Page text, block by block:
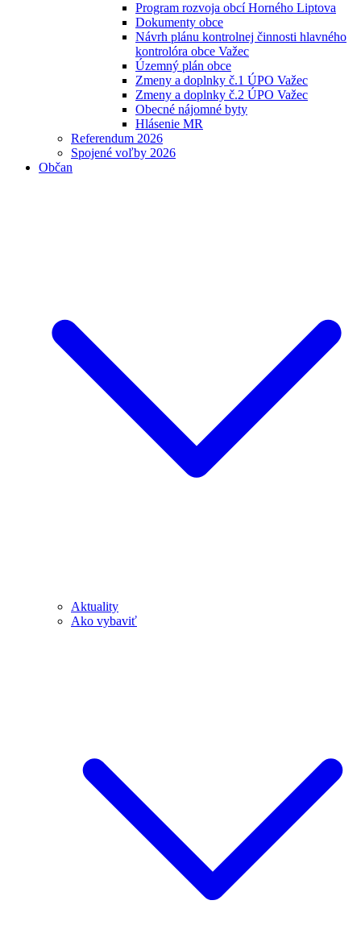
Program rozvoja obcí Horného Liptova
Dokumenty obce
Návrh plánu kontrolnej činnosti hlavného
kontrolóra obce Važec
Územný plán obce
Zmeny a doplnky č.1 ÚPO Važec
Zmeny a doplnky č.2 ÚPO Važec
Obecné nájomné byty
Hlásenie MR
Referendum 2026
Spojené voľby 2026
Občan
Aktuality
Ako vybaviť